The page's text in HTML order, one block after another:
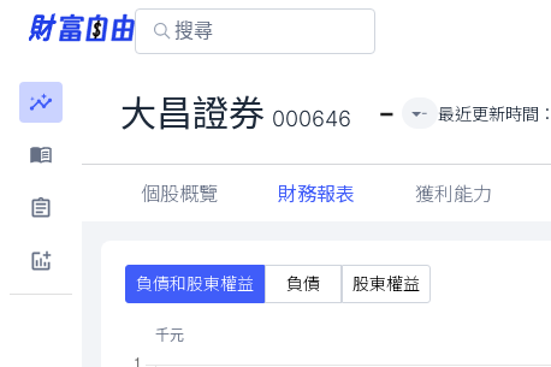
大昌證券 000646 - - 最近更新時間：
個股概覽 財務報表 獲利能力
負債和股東權益 負債 股東權益